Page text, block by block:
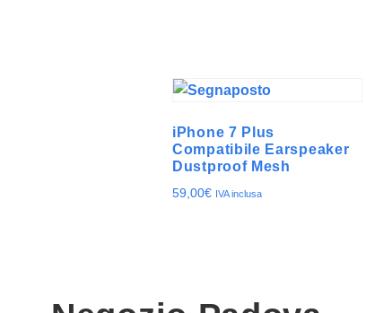
iPhone 7 Plus
Compatibile Earspeaker
Dustproof Mesh
59,00€ IVA inclusa